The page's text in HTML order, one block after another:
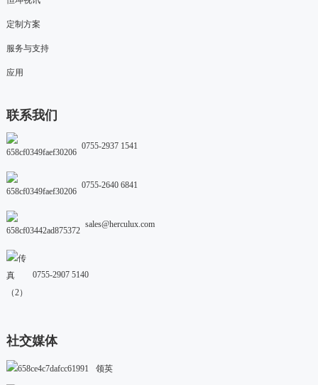
定制方案
服务与支持
应用
联系我们
0755-2937 1541
0755-2640 6841
sales@herculux.com
0755-2907 5140
社交媒体
领英